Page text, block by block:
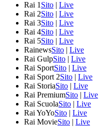
Rai 1 Sito | Live
Rai 2Sito | Live
Rai 3Sito | Live
Rai 4Sito | Live
Rai 5Sito | Live
RainewsSito | Live
Rai GulpSito | Live
Rai SportSito | Live
Rai Sport 2Sito | Live
Rai StoriaSito | Live
Rai PremiumSito | Live
Rai ScuolaSito | Live
Rai YoYoSito | Live
Rai MovieSito | Live